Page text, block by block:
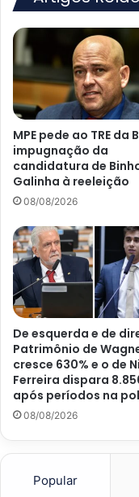
MPE pede ao TRE da
impugnação da
candidatura de
Galinha à reeleição
08/08/2026
De esquerda e de
Patrimônio de
cresce 630% e o de
Ferreira dispara
após períodos na
08/08/2026
Popular